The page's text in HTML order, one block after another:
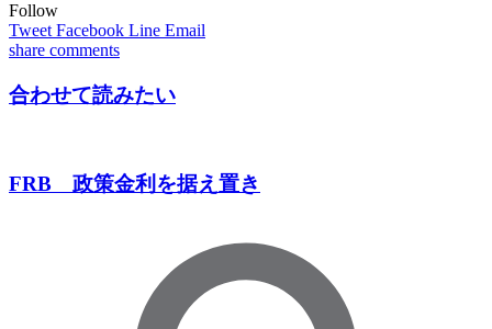
Follow
Tweet Facebook Line Email
share comments
合わせて読みたい
FRB 政策金利を据え置き